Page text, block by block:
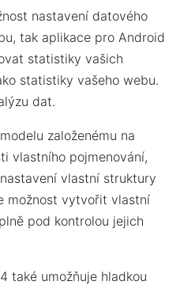
nastavení datového
tak aplikace pro Android
statistiky vašich
statistiky vašeho webu.
dat.
založenému na
vlastního pojmenování,
vlastní struktury
možnost vytvořit vlastní
pod kontrolou jejich
také umožňuje hladkou